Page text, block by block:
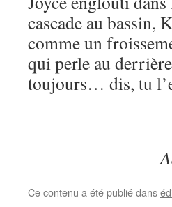
cascade au bassin,
comme un
qui perle au
toujours… dis, tu
Ce contenu a été publié dans